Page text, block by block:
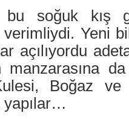
soğuk kış
verimliydi. Yeni
açılıyordu
manzarasına
Boğaz ve
yapılar…